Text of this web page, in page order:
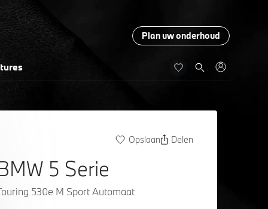
Plan uw onderhoud
Opslaan Delen
5 Serie
530e M Sport Automaat